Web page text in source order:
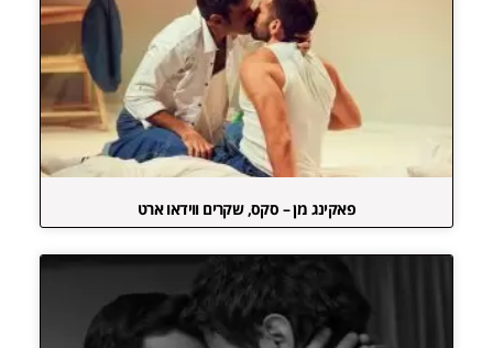
פאקינג מן – סקס, שקרים ווידאו ארט